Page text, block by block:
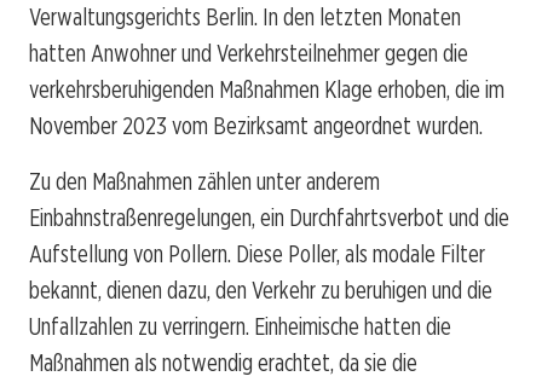
Verwaltungsgerichts Berlin. In den letzten Monaten
hatten Anwohner und Verkehrsteilnehmer gegen die
verkehrsberuhigenden Maßnahmen Klage erhoben, die im
November 2023 vom Bezirksamt angeordnet wurden.
Zu den Maßnahmen zählen unter anderem
Einbahnstraßenregelungen, ein Durchfahrtsverbot und die
Aufstellung von Pollern. Diese Poller, als modale Filter
bekannt, dienen dazu, den Verkehr zu beruhigen und die
Unfallzahlen zu verringern. Einheimische hatten die
Maßnahmen als notwendig erachtet, da sie die